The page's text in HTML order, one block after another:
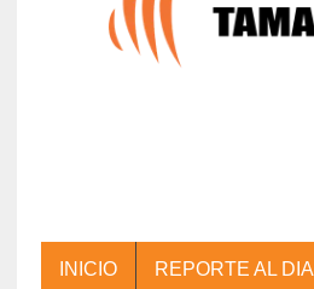
INICIO REPORTE AL DIA